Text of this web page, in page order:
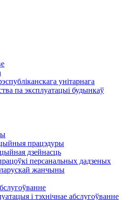
унітарнага
па эксплуатацыі будынкаў
працэдуры
дзейнасць
персанальных дадзеных
жанчыны
і тэхнічнае абслугоўванне